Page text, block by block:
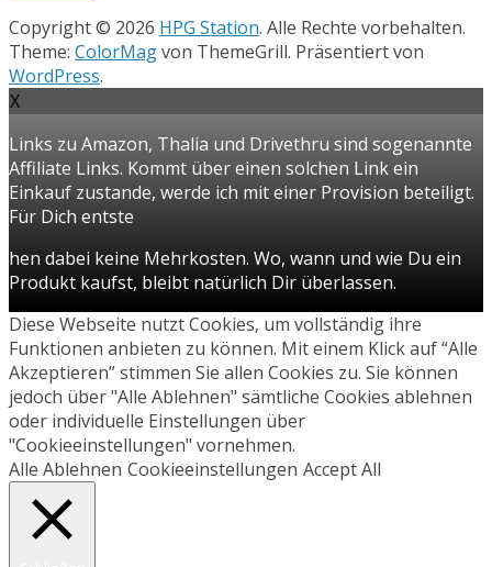
Copyright © 2026 HPG Station. Alle Rechte vorbehalten.
Theme: ColorMagvon ThemeGrill. Präsentiert von
WordPress.
X
Links zu Amazon, Thalia und Drivethru sind sogenannte
Affiliate Links. Kommt über einen solchen Link ein
Einkauf zustande, werde ich mit einer Provision beteiligt.
Für Dich entste
hen dabei keine Mehrkosten. Wo, wann und wie Du ein
Produkt kaufst, bleibt natürlich Dir überlassen.
Diese Webseite nutzt Cookies, um vollständig ihre
Funktionen anbieten zu können. Mit einem Klick auf “Alle
Akzeptieren” stimmen Sie allen Cookies zu. Sie können
jedoch über "Alle Ablehnen" sämtliche Cookies ablehnen
oder individuelle Einstellungen über
"Cookieeinstellungen" vornehmen.
Alle Ablehnen Cookieeinstellungen Accept All